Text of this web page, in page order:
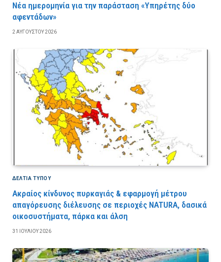
Νέα ημερομηνία για την παράσταση «Υπηρέτης δύο
αφεντάδων»
2 ΑΥΓΟΎΣΤΟΥ 2026
ΔΕΛΤΙΑ ΤΥΠΟΥ
Ακραίος κίνδυνος πυρκαγιάς & εφαρμογή μέτρου
απαγόρευσης διέλευσης σε περιοχές NATURA, δασικά
οικοσυστήματα, πάρκα και άλση
31 ΙΟΥΛΊΟΥ 2026